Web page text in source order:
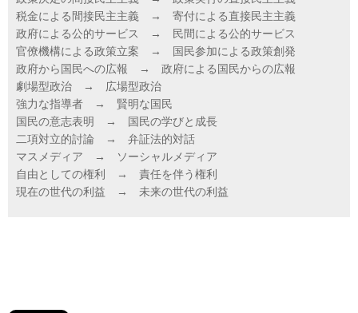
税金による間接民主主義 → 寄付による直接民主主義
政府による公的サービス → 民間による公的サービス
官僚機構による政策立案 → 国民参加による政策創発
政府から国民への広報 → 政府による国民からの広報
劇場型政治 → 広場型政治
強力な指導者 → 賢明な国民
国民の意志表明 → 国民の学びと成長
二項対立的討論 → 弁証法的対話
マスメディア → ソーシャルメディア
自由としての権利 → 責任を伴う権利
現在の世代の利益 → 未来の世代の利益